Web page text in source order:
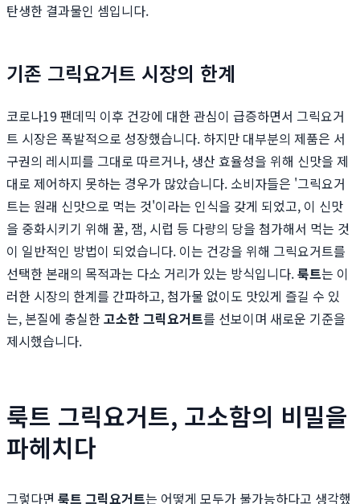
탄생한 결과물인 셈입니다.
기존 그릭요거트 시장의 한계
코로나19 팬데믹 이후 건강에 대한 관심이 급증하면서 그릭요거
트 시장은 폭발적으로 성장했습니다. 하지만 대부분의 제품은 서
구권의 레시피를 그대로 따르거나, 생산 효율성을 위해 신맛을 제
대로 제어하지 못하는 경우가 많았습니다. 소비자들은 '그릭요거
트는 원래 신맛으로 먹는 것'이라는 인식을 갖게 되었고, 이 신맛
을 중화시키기 위해 꿀, 잼, 시럽 등 다량의 당을 첨가해서 먹는 것
이 일반적인 방법이 되었습니다. 이는 건강을 위해 그릭요거트를
선택한 본래의 목적과는 다소 거리가 있는 방식입니다.룩트는 이
러한 시장의 한계를 간파하고, 첨가물 없이도 맛있게 즐길 수 있
는, 본질에 충실한고소한 그릭요거트를 선보이며 새로운 기준을
제시했습니다.
룩트 그릭요거트, 고소함의 비밀을
파헤치다
그렇다면 룩트 그릭요거트는 어떻게 모두가 불가능하다고 생각했